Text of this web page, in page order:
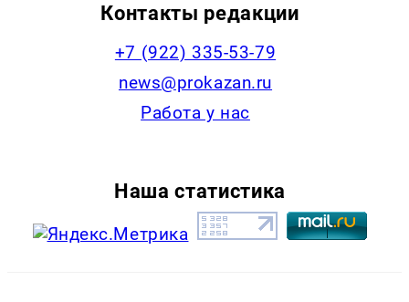
Контакты редакции
+7 (922) 335-53-79
news@prokazan.ru
Работа у нас
Наша статистика